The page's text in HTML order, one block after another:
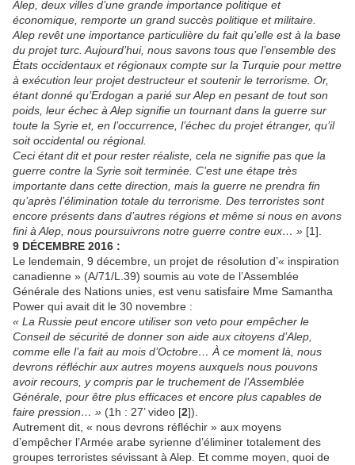
Alep, deux villes d’une grande importance politique et
économique, remporte un grand succès politique et militaire.
Alep revêt une importance particulière du fait qu’elle est à la base
du projet turc. Aujourd’hui, nous savons tous que l’ensemble des
États occidentaux et régionaux compte sur la Turquie pour mettre
à exécution leur projet destructeur et soutenir le terrorisme. Or,
étant donné qu’Erdogan a parié sur Alep en pesant de tout son
poids, leur échec à Alep signifie un tournant dans la guerre sur
toute la Syrie et, en l’occurrence, l’échec du projet étranger, qu’il
soit occidental ou régional.
Ceci étant dit et pour rester réaliste, cela ne signifie pas que la
guerre contre la Syrie soit terminée. C’est une étape très
importante dans cette direction, mais la guerre ne prendra fin
qu’après l’élimination totale du terrorisme. Des terroristes sont
encore présents dans d’autres régions et même si nous en avons
fini à Alep, nous poursuivrons notre guerre contre eux… » [1].
9 DÉCEMBRE 2016 :
Le lendemain, 9 décembre, un projet de résolution d’« inspiration
canadienne » (A/71/L.39) soumis au vote de l’Assemblée
Générale des Nations unies, est venu satisfaire Mme Samantha
Power qui avait dit le 30 novembre :
« La Russie peut encore utiliser son veto pour empêcher le
Conseil de sécurité de donner son aide aux citoyens d’Alep,
comme elle l’a fait au mois d’Octobre… À ce moment là, nous
devrons réfléchir aux autres moyens auxquels nous pouvons
avoir recours, y compris par le truchement de l’Assemblée
Générale, pour être plus efficaces et encore plus capables de
faire pression… » (1h : 27’ video [2]).
Autrement dit, « nous devrons réfléchir » aux moyens
d’empêcher l’Armée arabe syrienne d’éliminer totalement des
groupes terroristes sévissant à Alep. Et comme moyen, quoi de